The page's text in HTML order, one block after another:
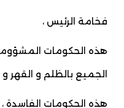
فخامة الرئيس ،
هذه الحكومات
الجميع بالظلم و القهر و
هذه الحكومات الفاسدة